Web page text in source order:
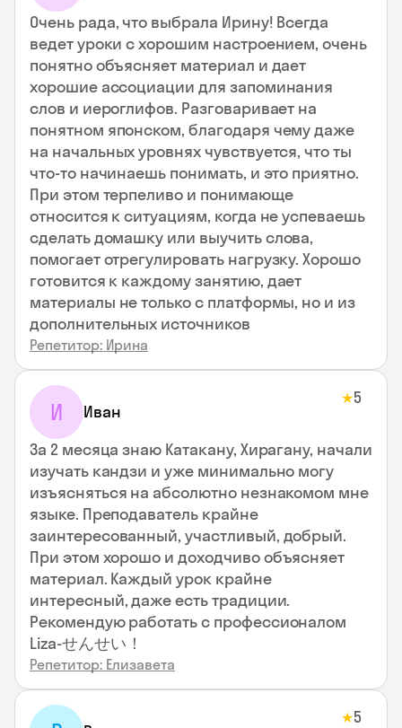
Очень рада, что выбрала Ирину! Всегда
ведет уроки с хорошим настроением, очень
понятно объясняет материал и дает
хорошие ассоциации для запоминания
слов и иероглифов. Разговаривает на
понятном японском, благодаря чему даже
на начальных уровнях чувствуется, что ты
что-то начинаешь понимать, и это приятно.
При этом терпеливо и понимающе
относится к ситуациям, когда не успеваешь
сделать домашку или выучить слова,
помогает отрегулировать нагрузку. Хорошо
готовится к каждому занятию, дает
материалы не только с платформы, но и из
дополнительных источников
Репетитор: Ирина
И Иван
★5
За 2 месяца знаю Катакану, Хирагану, начали
изучать кандзи и уже минимально могу
изъясняться на абсолютно незнакомом мне
языке. Преподаватель крайне
заинтересованный, участливый, добрый.
При этом хорошо и доходчиво объясняет
материал. Каждый урок крайне
интересный, даже есть традиции.
Рекомендую работать с профессионалом
Liza-せんせい！
Репетитор: Елизавета
★5